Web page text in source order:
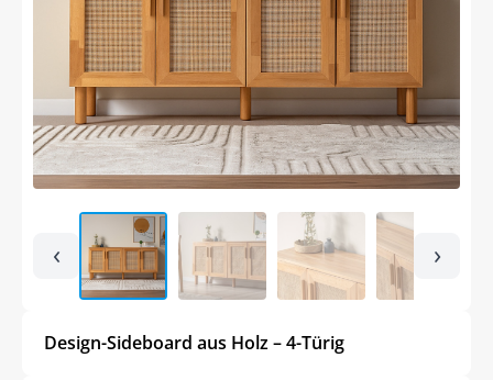
‹ ›
Design-Sideboard aus Holz – 4-Türig